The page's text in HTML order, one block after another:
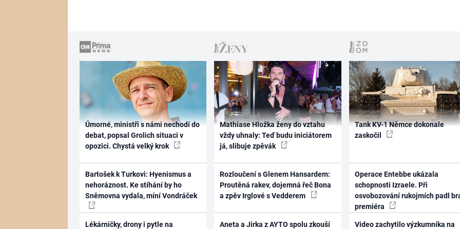
Úmorné, ministři s námi nechodí do
debat, popsal Grolich situaci v
opozici. Chystá velký krok
Bartošek k Turkovi: Hyenismus a
nehoráznost. Ke stíhání by ho
Sněmovna vydala, míní Vondráček
Lékárničky, drony i pytle na
Mathiase Hložka ženy do vztahu
vždy uhnaly: Teď budu iniciátorem
já, slibuje zpěvák
Rozloučení s Glenem Hansardem:
Proutěná rakev, dojemná řeč Bona
a zpěv Irglové s Vedderem
Aneta a Jirka z AYTO spolu zkouší
Tank KV-1 Němce dokonale
zaskočil
Operace Entebbe ukázala
schopnosti Izraele. Při
osvobozování rukojmích padl
premiéra
Video zachytilo výzkumníka na